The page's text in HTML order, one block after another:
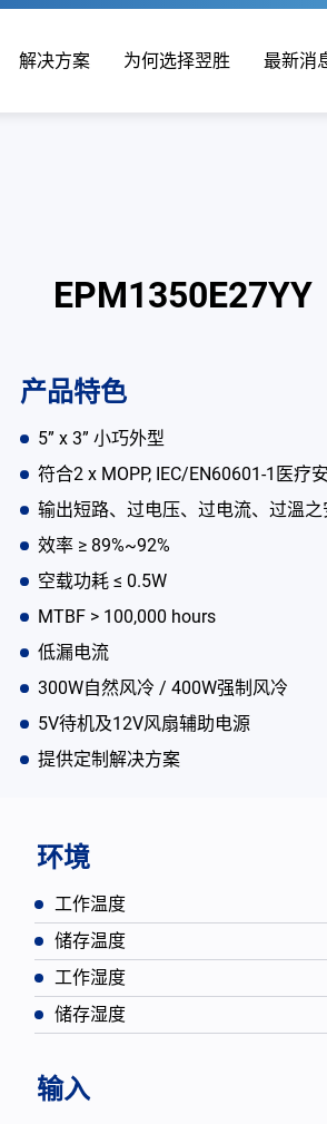
解决方案 为何选择翌胜 最新消
EPM1350E27YY
产品特色
5” x 3” 小巧外型
符合2 x MOPP, IEC/EN60601-1医疗
输出短路、过电压、过电流、过溫之
效率 ≥ 89%~92%
空载功耗 ≤ 0.5W
MTBF > 100,000 hours
低漏电流
300W自然风冷 / 400W强制风冷
5V待机及12V风扇辅助电源
提供定制解决方案
环境
工作温度
储存温度
工作湿度
储存湿度
输入